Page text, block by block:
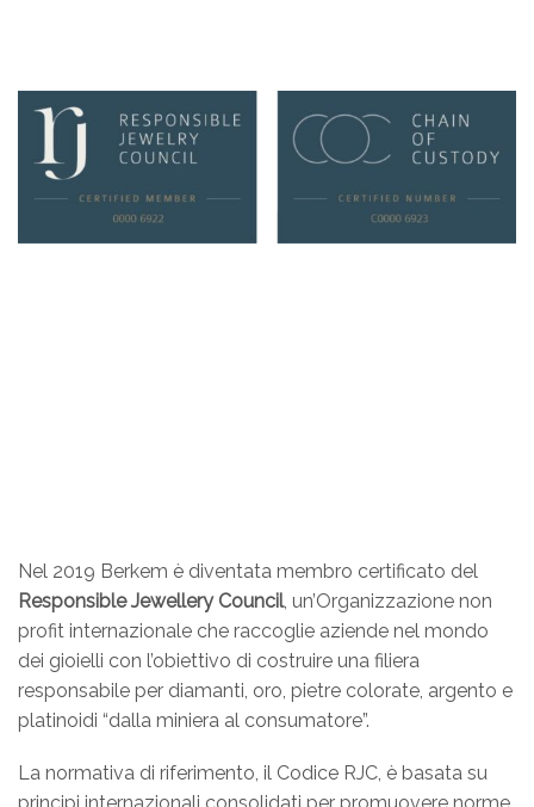
Nel 2019 Berkem è diventata membro certificato del
Responsible Jewellery Council, un’Organizzazione non
profit internazionale che raccoglie aziende nel mondo
dei gioielli con l’obiettivo di costruire una filiera
responsabile per diamanti, oro, pietre colorate, argento e
platinoidi “dalla miniera al consumatore”.
La normativa di riferimento, il Codice RJC, è basata su